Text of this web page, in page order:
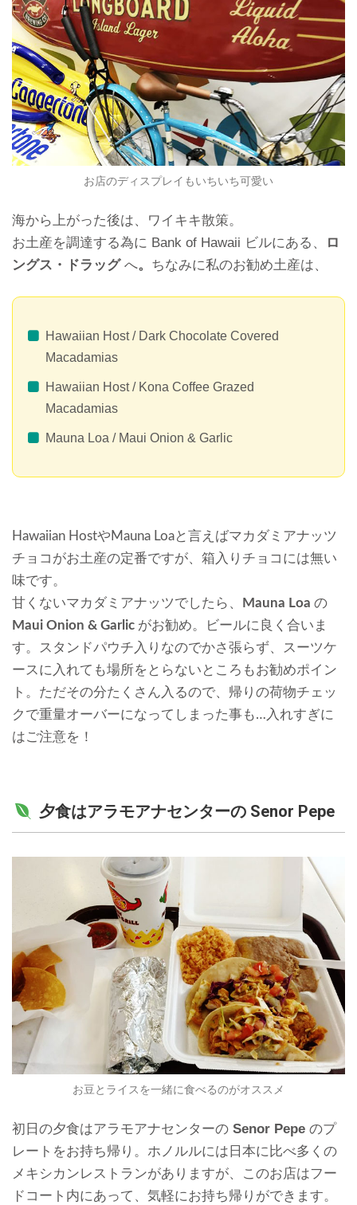
お店のディスプレイもいちいち可愛い
海から上がった後は、ワイキキ散策。
お土産を調達する為に Bank of Hawaii ビルにある、
ロ
ングス・ドラッグ へ。 ちなみに私のお勧め土産は、
Hawaiian Host / Dark Chocolate Covered
Macadamias
Hawaiian Host / Kona Coffee Grazed
Macadamias
Mauna Loa / Maui Onion & Garlic
Hawaiian HostやMauna Loaと言えばマカダミアナッツ
チョコがお土産の定番ですが、箱入りチョコには無い
味です。
甘くないマカダミアナッツでしたら、
Mauna Loa の
Maui Onion & Garlic がお勧め。ビールに良く合いま
す。スタンドパウチ入りなのでかさ張らず、スーツケ
ースに入れても場所をとらないところもお勧めポイン
ト。ただその分たくさん入るので、帰りの荷物チェッ
クで重量オーバーになってしまった事も…入れすぎに
はご注意を！
夕食はアラモアナセンターの Senor Pepe
お豆とライスを一緒に食べるのがオススメ
初日の夕食はアラモアナセンターの Senor Pepe のプ
レートをお持ち帰り。ホノルルには日本に比べ多くの
メキシカンレストランがありますが、このお店はフー
ドコート内にあって、気軽にお持ち帰りができます。